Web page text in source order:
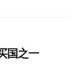
国之一